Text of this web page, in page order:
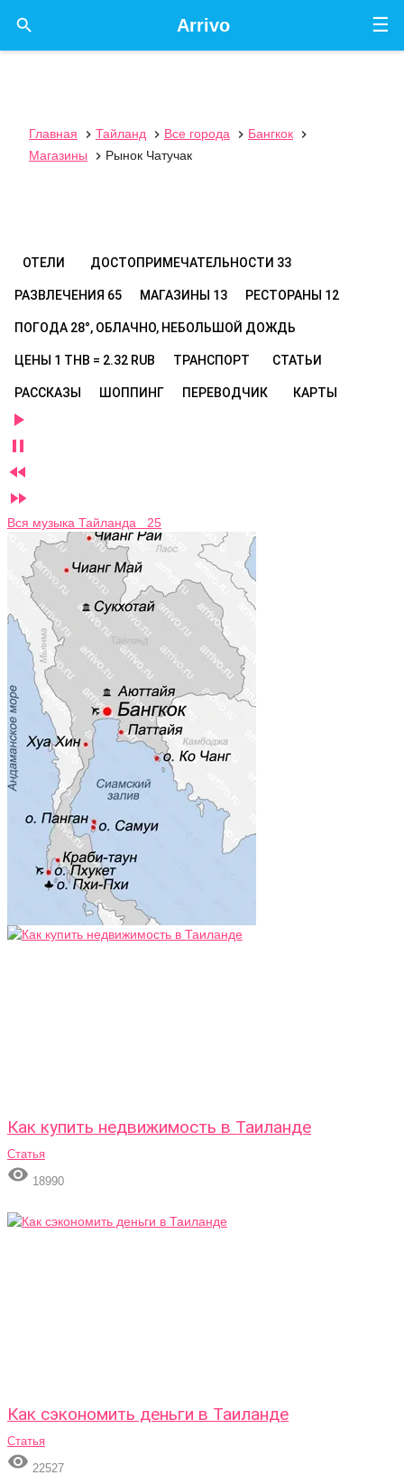
☰
Arrivo

Главная  Тайланд  Все города  Бангкок

Магазины
 Рынок Чатучак
ОТЕЛИ ДОСТОПРИМЕЧАТЕЛЬНОСТИ 33
РАЗВЛЕЧЕНИЯ 65 МАГАЗИНЫ 13 РЕСТОРАНЫ 12
ПОГОДА 28°, ОБЛАЧНО, НЕБОЛЬШОЙ ДОЖДЬ
ЦЕНЫ 1 THB = 2.32 RUB ТРАНСПОРТ СТАТЬИ
РАССКАЗЫ ШОППИНГ ПЕРЕВОДЧИК КАРТЫ




Вся музыка Тайланда 25
Как купить недвижимость в Таиланде
Статья
 18990
Как сэкономить деньги в Таиланде
Статья
 22527